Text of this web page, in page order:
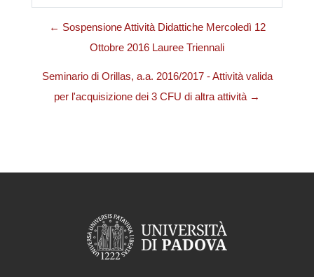
← Sospensione Attività Didattiche Mercoledì 12
Ottobre 2016 Lauree Triennali
Seminario di Orillas, a.a. 2016/2017 - Attività valida
per l'acquisizione dei 3 CFU di altra attività →